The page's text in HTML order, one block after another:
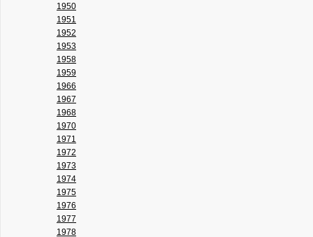
1950
1951
1952
1953
1958
1959
1966
1967
1968
1970
1971
1972
1973
1974
1975
1976
1977
1978